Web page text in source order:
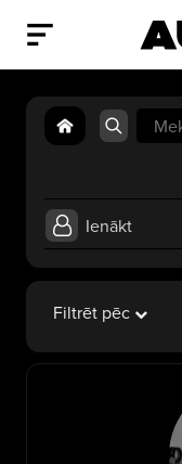
Search
for:
Ienākt
Filtrēt pēc